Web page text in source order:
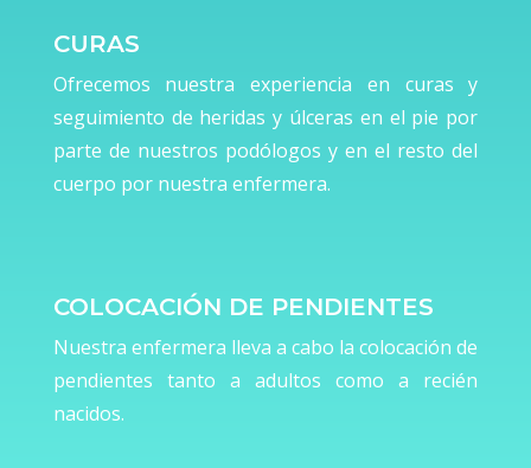
CURAS
Ofrecemos nuestra experiencia en curas y
seguimiento de heridas y úlceras en el pie por
parte de nuestros podólogos y en el resto del
cuerpo por nuestra enfermera.
COLOCACIÓN DE PENDIENTES
Nuestra enfermera lleva a cabo la colocación de
pendientes tanto a adultos como a recién
nacidos.